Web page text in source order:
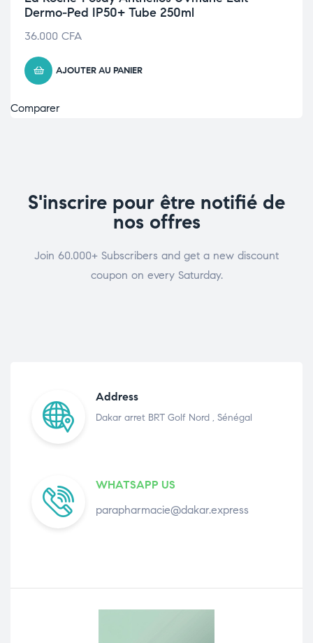
Dermo-Ped IP50+ Tube 250ml
36.000 CFA
AJOUTER AU PANIER
Comparer
S'inscrire pour être notifié de
nos offres
Join 60.000+ Subscribers and get a new discount
coupon on every Saturday.
Address
Dakar arret BRT Golf Nord , Sénégal
WHATSAPP US
parapharmacie@dakar.express